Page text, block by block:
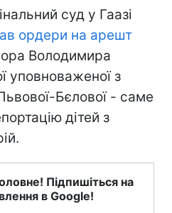
суд у Гаазі
ордери на арешт
Володимира
уповноваженої з
Бєлової - саме
дітей з
Підпишіться на
в Google!